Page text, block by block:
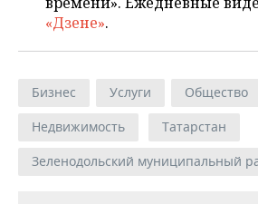
«Дзене».
Бизнес Услуги Общество
Недвижимость
Татарстан
Зеленодольский муниципальный